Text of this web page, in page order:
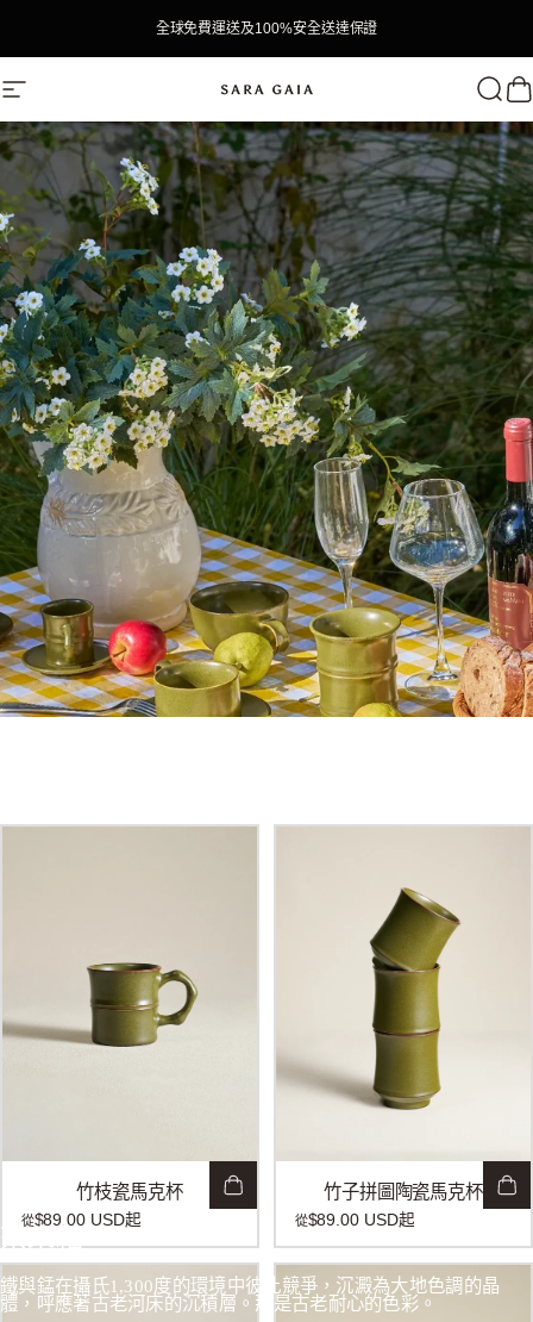
全球免費運送及100%安全送達保證
網站導航 SaraGaia 搜尋
茶末釉
鐵與錳在攝氏1,300度的環境中彼此競爭，沉澱為大地色調的晶
體，呼應著古老河床的沉積層。那是古老耐心的色彩。
竹枝瓷馬克杯
從$89.00 USD起
竹子拼圖陶瓷馬克杯
從$89.00 USD起